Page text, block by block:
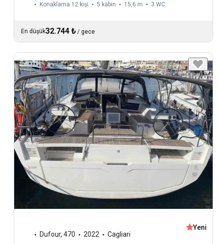
Konaklama 12 kişi 5 kabin 15,6 m 3 WC
En düşük32.744 ₺ / gece
Dufour, 470 2022 Cagliari
Yeni